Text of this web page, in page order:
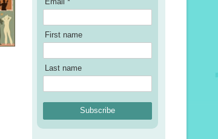
First name
Last name
Subscribe